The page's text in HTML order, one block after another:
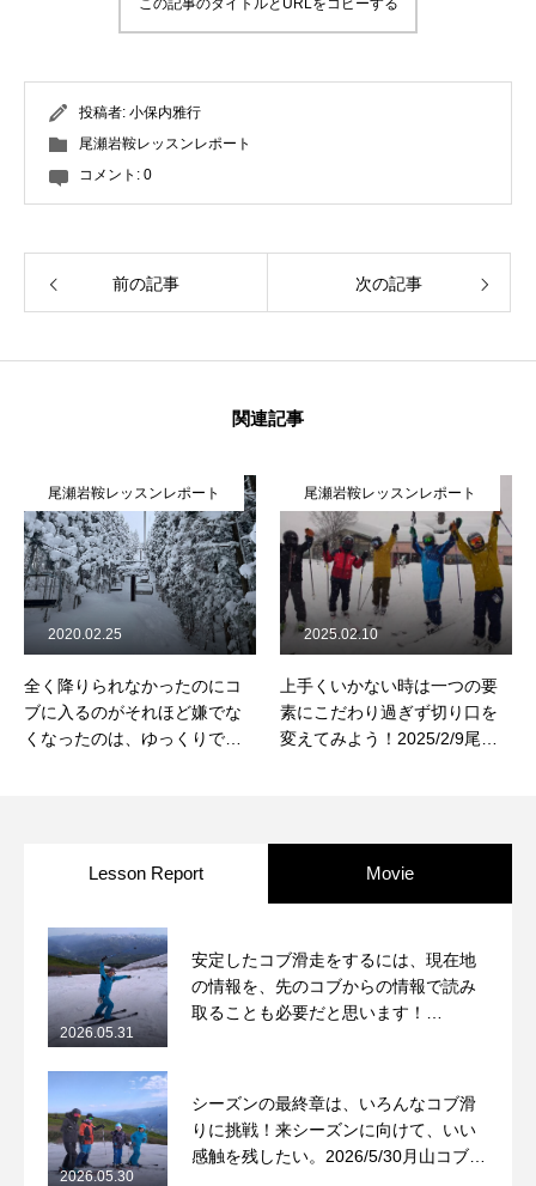
この記事のタイトルとURLをコピーする
投稿者: 小保内雅行
尾瀬岩鞍レッスンレポート
コメント: 0
前の記事 次の記事
関連記事
尾瀬岩鞍レッスンレポート
全く降りられなかったのにコ
ブに入るのがそれほど嫌でな
くなったのは、ゆっくりでい
2020.02.25
尾瀬岩鞍レッスンレポート
上手くいかない時は一つの要
素にこだわり過ぎず切り口を
変えてみよう！2025/2/9尾瀬
2025.02.10
Lesson Report Movie
安定したコブ滑走をするには、現在地
の情報を、先のコブからの情報で読み
取ることも必要だと思います！
2026.05.31
シーズンの最終章は、いろんなコブ滑
りに挑戦！来シーズンに向けて、いい
感触を残したい。2026/5/30月山コブレ
2026.05.30